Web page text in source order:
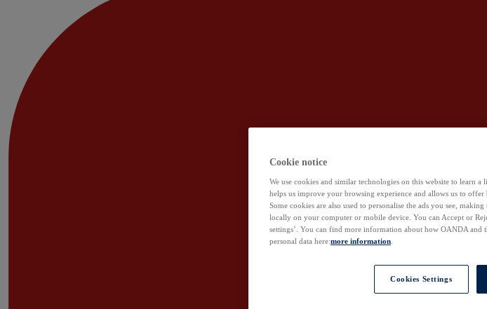
Cookie notice
We use cookies and similar technologies on this website to learn
helps us improve your browsing experience and allows us to offer
Some cookies are also used to personalise the ads you see,
locally on your computer or mobile device. You can Accept or
settings’. You can find more information about how OANDA and
personal data here:more information
Cookies Settings